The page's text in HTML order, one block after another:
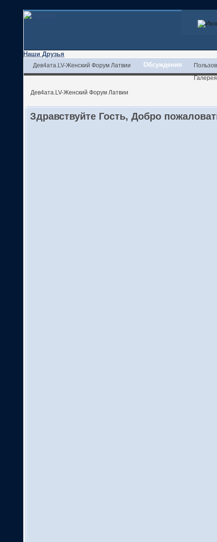
Наши Друзья
Дев4ата.LV-Женский Форум Латвии Обсуждения
Галерея
Дев4ата.LV-Женский Форум Латвии
Здравствуйте Гость, Добро